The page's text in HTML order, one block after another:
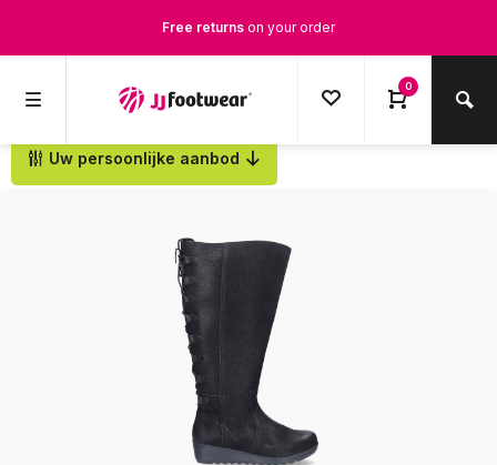
Free returns on your order
0
Uw persoonlijke aanbod
Back